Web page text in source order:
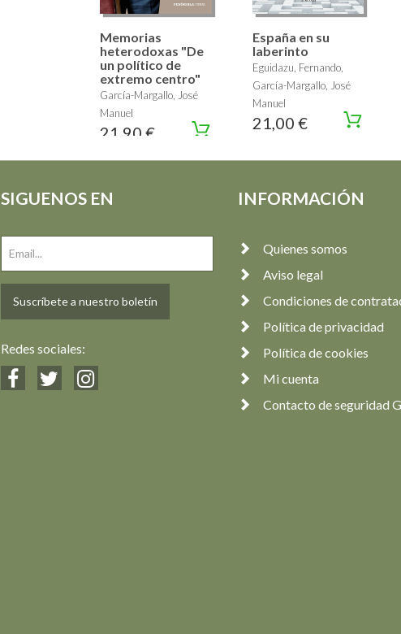
Memorias
heterodoxas "De
un político de
extremo centro"
García-Margallo, José
Manuel
21,90 €
España en su
laberinto
Eguidazu, Fernando,
García-Margallo, José
Manuel
21,00 €
SIGUENOS EN
Suscríbete a nuestro boletín
Redes sociales:
INFORMACIÓN
Quienes somos
Aviso legal
Condiciones de
Política de privacidad
Política de cookies
Mi cuenta
Contacto de seguridad